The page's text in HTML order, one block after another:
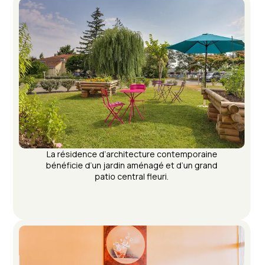
La résidence d’architecture contemporaine
bénéficie d’un jardin aménagé et d’un grand
patio central fleuri.